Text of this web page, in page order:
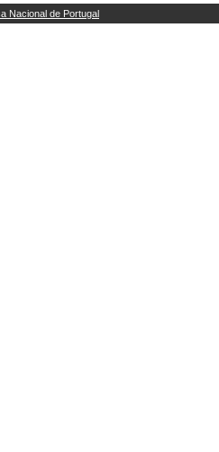
Nacional de Portugal